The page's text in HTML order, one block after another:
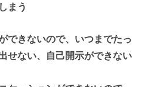
まう
できないので、いつまでたっ
せない、自己開示ができない